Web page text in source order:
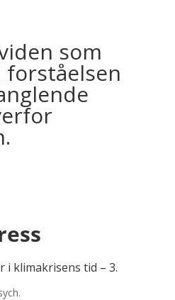
som
i klimakrisens tid – 3.